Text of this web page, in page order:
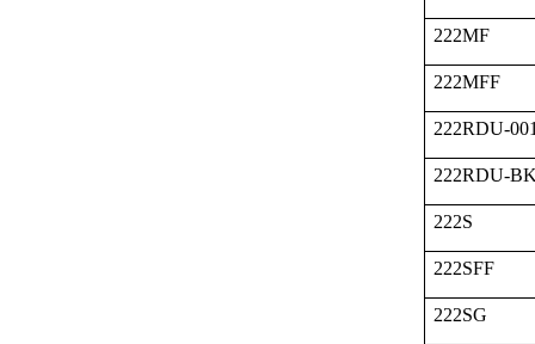
222MF
222MFF
222RDU-
222RDU-
222S
222SFF
222SG